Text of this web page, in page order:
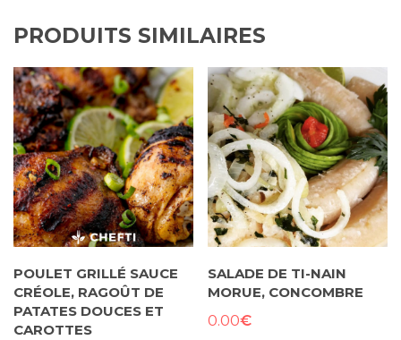
PRODUITS SIMILAIRES
POULET GRILLÉ SAUCE
CRÉOLE, RAGOÛT DE
PATATES DOUCES ET
CAROTTES
SALADE DE TI-NAIN
MORUE, CONCOMBRE
0.00€